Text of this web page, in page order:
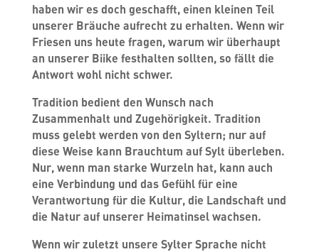
haben wir es doch geschafft, einen kleinen Teil
unserer Bräuche aufrecht zu erhalten. Wenn wir
Friesen uns heute fragen, warum wir überhaupt
an unserer Biike festhalten sollten, so fällt die
Antwort wohl nicht schwer.
Tradition bedient den Wunsch nach
Zusammenhalt und Zugehörigkeit. Tradition
muss gelebt werden von den Syltern; nur auf
diese Weise kann Brauchtum auf Sylt überleben.
Nur, wenn man starke Wurzeln hat, kann auch
eine Verbindung und das Gefühl für eine
Verantwortung für die Kultur, die Landschaft und
die Natur auf unserer Heimatinsel wachsen.
Wenn wir zuletzt unsere Sylter Sprache nicht